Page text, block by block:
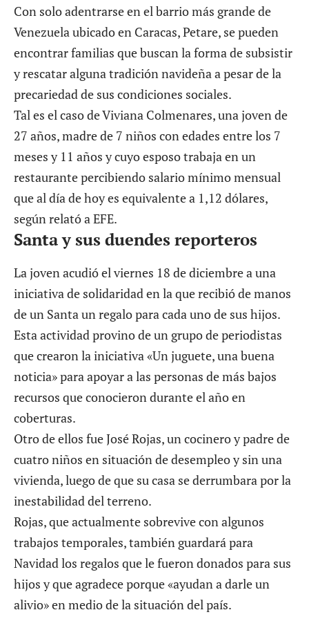
Con solo adentrarse en el barrio más grande de
Venezuela ubicado en Caracas, Petare, se pueden
encontrar familias que buscan la forma de subsistir
y rescatar alguna tradición navideña a pesar de la
precariedad de sus condiciones sociales.
Tal es el caso de Viviana Colmenares, una joven de
27 años, madre de 7 niños con edades entre los 7
meses y 11 años y cuyo esposo trabaja en un
restaurante percibiendo salario mínimo mensual
que al día de hoy es equivalente a 1,12 dólares,
según relató a EFE.
Santa y sus duendes reporteros
La joven acudió el viernes 18 de diciembre a una
iniciativa de solidaridad en la que recibió de manos
de un Santa un regalo para cada uno de sus hijos.
Esta actividad provino de un grupo de periodistas
que crearon la iniciativa «Un juguete, una buena
noticia» para apoyar a las personas de más bajos
recursos que conocieron durante el año en
coberturas.
Otro de ellos fue José Rojas, un cocinero y padre de
cuatro niños en situación de desempleo y sin una
vivienda, luego de que su casa se derrumbara por la
inestabilidad del terreno.
Rojas, que actualmente sobrevive con algunos
trabajos temporales, también guardará para
Navidad los regalos que le fueron donados para sus
hijos y que agradece porque «ayudan a darle un
alivio» en medio de la situación del país.